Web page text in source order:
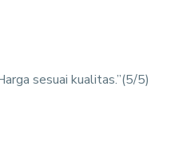
sesuai kualitas.”(5/5)